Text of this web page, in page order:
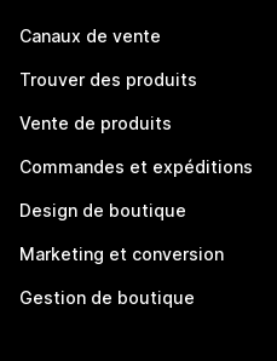
Canaux de vente
Trouver des produits
Vente de produits
Commandes et expéditions
Design de boutique
Marketing et conversion
Gestion de boutique